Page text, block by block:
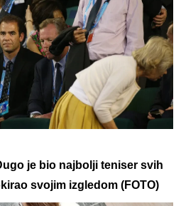
je bio najbolji teniser svih
svojim izgledom (FOTO)